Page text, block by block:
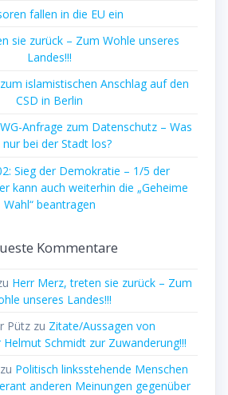
fallen in die EU ein
sie zurück – Zum Wohle unseres
Landes!!!
islamistischen Anschlag auf den
CSD in Berlin
Anfrage zum Datenschutz – Was
nur bei der Stadt los?
Sieg der Demokratie – 1/5 der
kann auch weiterhin die „Geheime
Wahl“ beantragen
Kommentare
Herr Merz, treten sie zurück – Zum
unseres Landes!!!
Pützzu Zitate/Aussagen von
Schmidt zur Zuwanderung!!!
zu Politisch linksstehende Menschen
anderen Meinungen gegenüber